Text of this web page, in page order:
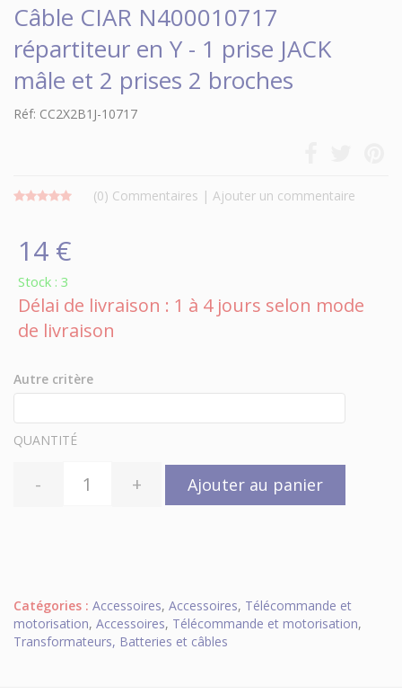
Câble CIAR N400010717
répartiteur en Y - 1 prise JACK
mâle et 2 prises 2 broches
Réf: CC2X2B1J-10717
(0) Commentaires | Ajouter un commentaire
14 €
Stock : 3
Délai de livraison : 1 à 4 jours selon mode
de livraison
Autre critère
QUANTITÉ
- + Ajouter au panier
Catégories : Accessoires, Accessoires, Télécommande et
motorisation, Accessoires, Télécommande et motorisation,
Transformateurs, Batteries et câbles